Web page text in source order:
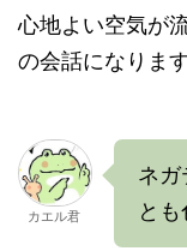
心地よい空気が
の会話になります
カエル君
ネガ
と